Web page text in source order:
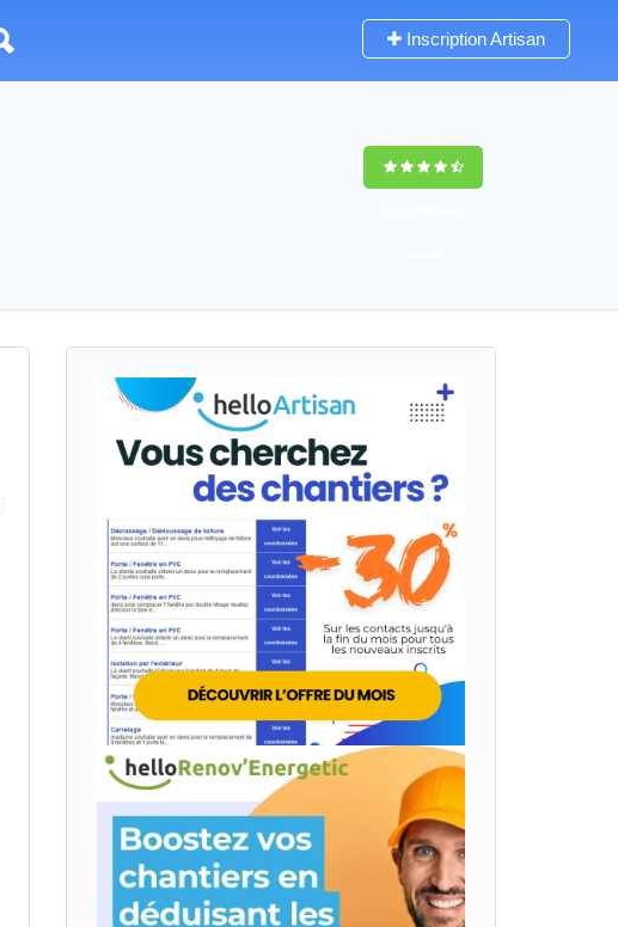
Inscription Artisan